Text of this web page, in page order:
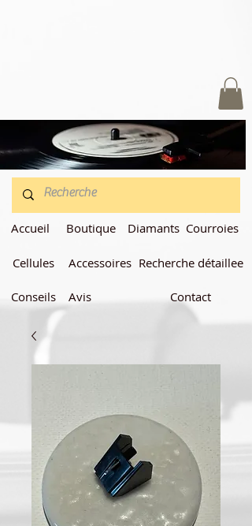
Accueil
Cellules
Conseils
Boutique
Accessoires
Avis
Diamants Courroies
Recherche détaillee
Contact